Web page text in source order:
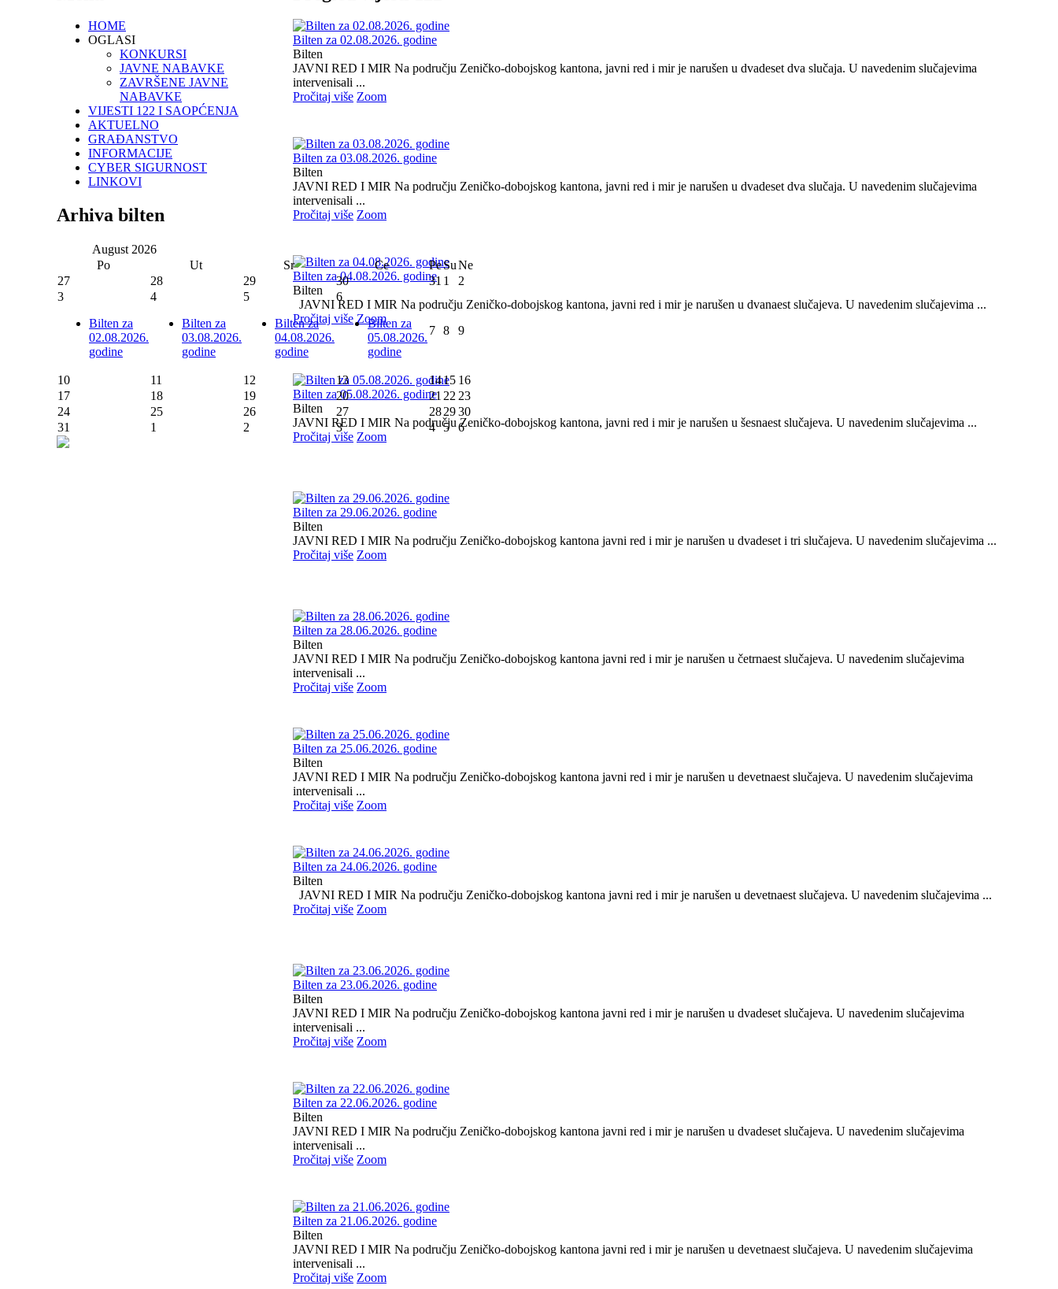
Bilten za 02.08.2026. godine
Bilten
JAVNI RED I MIR Na području Zeničko-dobojskog kantona, javni red i mir je narušen u dvadeset dva slučaja. U navedenim slučajevima
intervenisali ...
Pročitaj više Zoom
Bilten za 03.08.2026. godine
Bilten
JAVNI RED I MIR Na području Zeničko-dobojskog kantona, javni red i mir je narušen u dvadeset dva slučaja. U navedenim slučajevima
intervenisali ...
Pročitaj više Zoom
Bilten za 04.08.2026. godine
Bilten
JAVNI RED I MIR Na području Zeničko-dobojskog kantona, javni red i mir je narušen u dvanaest slučajeva. U navedenim slučajevima ...
Pročitaj više Zoom
Bilten za 05.08.2026. godine
Bilten
JAVNI RED I MIR Na području Zeničko-dobojskog kantona, javni red i mir je narušen u šesnaest slučajeva. U navedenim slučajevima ...
Pročitaj više Zoom
Bilten za 29.06.2026. godine
Bilten
JAVNI RED I MIR Na području Zeničko-dobojskog kantona javni red i mir je narušen u dvadeset i tri slučajeva. U navedenim slučajevima ...
Pročitaj više Zoom
Bilten za 28.06.2026. godine
Bilten
JAVNI RED I MIR Na području Zeničko-dobojskog kantona javni red i mir je narušen u četrnaest slučajeva. U navedenim slučajevima
intervenisali ...
Pročitaj više Zoom
Bilten za 25.06.2026. godine
Bilten
JAVNI RED I MIR Na području Zeničko-dobojskog kantona javni red i mir je narušen u devetnaest slučajeva. U navedenim slučajevima
intervenisali ...
Pročitaj više Zoom
Bilten za 24.06.2026. godine
Bilten
JAVNI RED I MIR Na području Zeničko-dobojskog kantona javni red i mir je narušen u devetnaest slučajeva. U navedenim slučajevima ...
Pročitaj više Zoom
Bilten za 23.06.2026. godine
Bilten
JAVNI RED I MIR Na području Zeničko-dobojskog kantona javni red i mir je narušen u dvadeset slučajeva. U navedenim slučajevima
intervenisali ...
Pročitaj više Zoom
Bilten za 22.06.2026. godine
Bilten
JAVNI RED I MIR Na području Zeničko-dobojskog kantona javni red i mir je narušen u dvadeset slučajeva. U navedenim slučajevima
intervenisali ...
Pročitaj više Zoom
Bilten za 21.06.2026. godine
Bilten
JAVNI RED I MIR Na području Zeničko-dobojskog kantona javni red i mir je narušen u devetnaest slučajeva. U navedenim slučajevima
intervenisali ...
Pročitaj više Zoom
HOME
OGLASI
KONKURSI
JAVNE NABAVKE
ZAVRŠENE JAVNE
NABAVKE
VIJESTI 122 I SAOPĆENJA
AKTUELNO
GRAĐANSTVO
INFORMACIJE
CYBER SIGURNOST
LINKOVI
Arhiva bilten
August 2026
Po
Ut Sr Ce PeSuNe
27
28 29 30 31 1
2
3
Bilten za
02.08.2026.
godine
4
Bilten za
03.08.2026.
godine
5
Bilten za
04.08.2026.
godine
6
Bilten za
05.08.2026.
godine
7 8 9
10 11 12 13 1415 16
17
18 19 20 21 22 23
24
25 26 27 282930
31
1 2 3 4 5 6